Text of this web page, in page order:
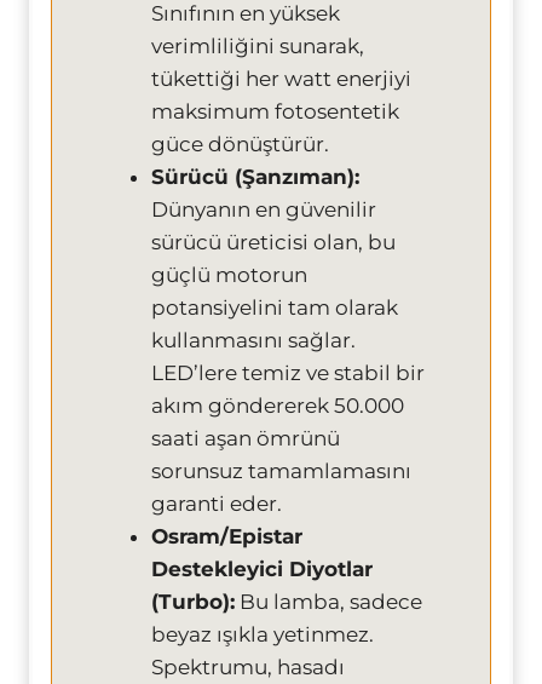
Sınıfının en yüksek
verimliliğini sunarak,
tükettiği her watt enerjiyi
maksimum fotosentetik
güce dönüştürür.
Sürücü (Şanzıman):
Dünyanın en güvenilir
sürücü üreticisi olan, bu
güçlü motorun
potansiyelini tam olarak
kullanmasını sağlar.
LED’lere temiz ve stabil bir
akım göndererek 50.000
saati aşan ömrünü
sorunsuz tamamlamasını
garanti eder.
Osram/Epistar
Destekleyici Diyotlar
(Turbo): Bu lamba, sadece
beyaz ışıkla yetinmez.
Spektrumu, hasadı